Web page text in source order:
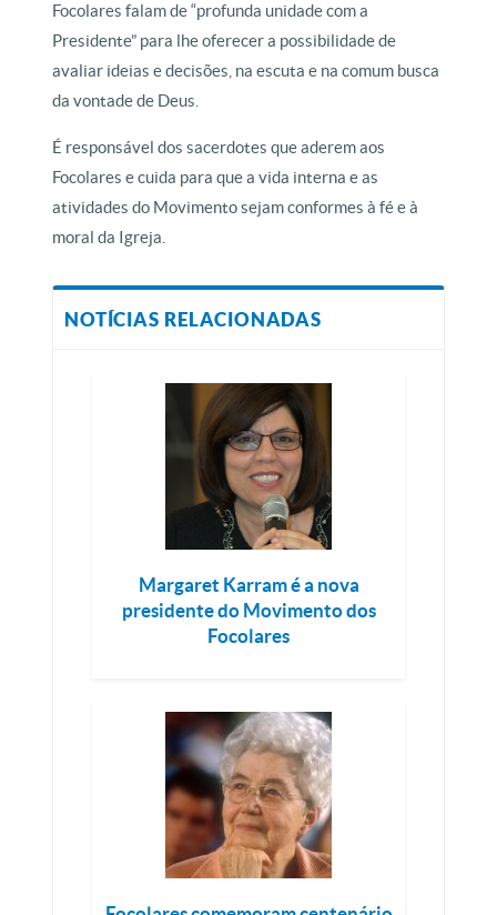
Focolares falam de “profunda unidade com a
Presidente” para lhe oferecer a possibilidade de
avaliar ideias e decisões, na escuta e na comum busca
da vontade de Deus.
É responsável dos sacerdotes que aderem aos
Focolares e cuida para que a vida interna e as
atividades do Movimento sejam conformes à fé e à
moral da Igreja.
NOTÍCIAS RELACIONADAS
Margaret Karram é a nova
presidente do Movimento dos
Focolares